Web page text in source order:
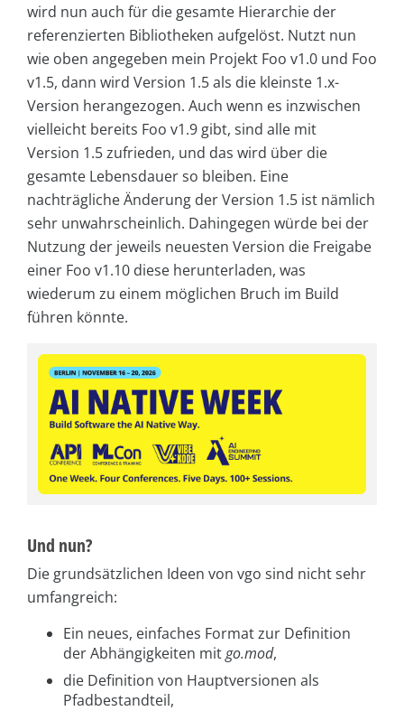
wird nun auch für die gesamte Hierarchie der
referenzierten Bibliotheken aufgelöst. Nutzt nun
wie oben angegeben mein Projekt Foo v1.0 und Foo
v1.5, dann wird Version 1.5 als die kleinste 1.x-
Version herangezogen. Auch wenn es inzwischen
vielleicht bereits Foo v1.9 gibt, sind alle mit
Version 1.5 zufrieden, und das wird über die
gesamte Lebensdauer so bleiben. Eine
nachträgliche Änderung der Version 1.5 ist nämlich
sehr unwahrscheinlich. Dahingegen würde bei der
Nutzung der jeweils neuesten Version die Freigabe
einer Foo v1.10 diese herunterladen, was
wiederum zu einem möglichen Bruch im Build
führen könnte.
Und nun?
Die grundsätzlichen Ideen von vgo sind nicht sehr
umfangreich:
Ein neues, einfaches Format zur Definition
der Abhängigkeiten mitgo.mod,
die Definition von Hauptversionen als
Pfadbestandteil,